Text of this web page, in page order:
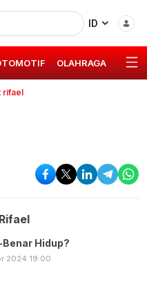
ID
OLAHRAGA GAYA
rifael
Hidup?
2024 19:00